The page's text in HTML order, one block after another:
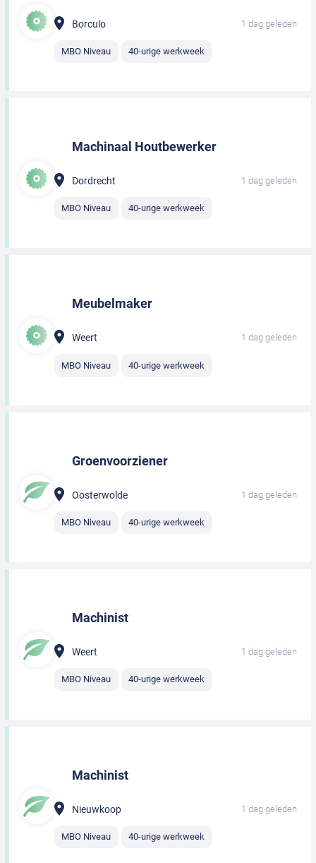
Borculo 1 dag geleden
MBO Niveau 40-urige werkweek
Machinaal Houtbewerker
Dordrecht 1 dag geleden
MBO Niveau 40-urige werkweek
Meubelmaker
Weert 1 dag geleden
MBO Niveau 40-urige werkweek
Groenvoorziener
Oosterwolde 1 dag geleden
MBO Niveau 40-urige werkweek
Machinist
Weert 1 dag geleden
MBO Niveau 40-urige werkweek
Machinist
Nieuwkoop 1 dag geleden
MBO Niveau 40-urige werkweek